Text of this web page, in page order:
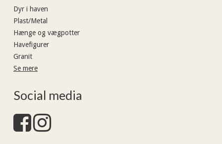
Dyr i haven
Plast/Metal
Hænge og vægpotter
Havefigurer
Granit
Se mere
Social media